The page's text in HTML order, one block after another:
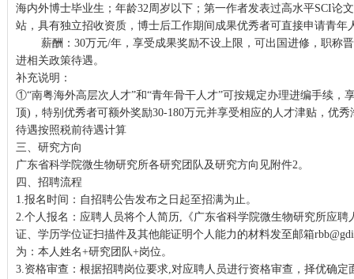
海内外博士毕业生；年龄32周岁以下；第一作者发表过高水平SCI论
站，具有独立招收资质，博士后工作期间成果优秀者可直接申请青年
薪酬：30万元/年，享受成果奖励不设上限，可出国进修，职称晋
进相关政策待遇。
补充说明：
①“南粤海外高层次人才”和“青年骨干人才”可按规定办理进编手续，
顶)，特别优秀者可额外奖励30-180万元并享受相应的人才津贴，优
待遇按照税前待遇计算
三、研究方向
广东省科学院微生物研究所各研究团队及研究方向见附件2。
四、招聘流程
1.报名时间：自招聘公告发布之日起至招满为止。
2.个人报名：应聘人员将个人简历,《广东省科学院微生物研究所应聘
证、学历学位证扫描件及其他能证明个人能力的材料发至邮箱
为：本人姓名+研究团队+岗位。
3.资格审查：根据招聘岗位要求,对应聘人员进行资格审查，择优确定